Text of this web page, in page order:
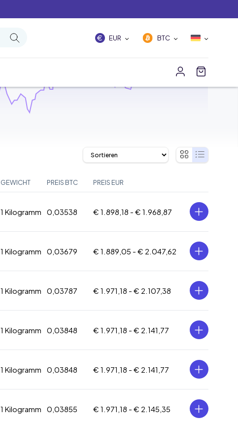
EUR BTC
GEWICHT PREIS BTC PREIS EUR
1 Kilogramm 0,03538 € 1.898,18 - € 1.968,87
1 Kilogramm 0,03679 € 1.889,05 - € 2.047,62
1 Kilogramm 0,03787 € 1.971,18 - € 2.107,38
1 Kilogramm 0,03848 € 1.971,18 - € 2.141,77
1 Kilogramm 0,03848 € 1.971,18 - € 2.141,77
1 Kilogramm 0,03855 € 1.971,18 - € 2.145,35